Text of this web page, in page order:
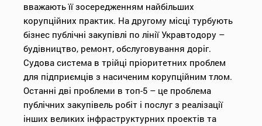
вважають її зосередженням найбільших
корупційних практик. На другому місці турбують
бізнес публічні закупівлі по лінії Укравтодору –
будівництво, ремонт, обслуговування доріг.
Судова система в трійці пріоритетних проблем
для підприємців з насиченим корупційним тлом.
Останні дві проблеми в топ-5 – це проблема
публічних закупівель робіт і послуг з реалізації
інших великих інфраструктурних проектів та